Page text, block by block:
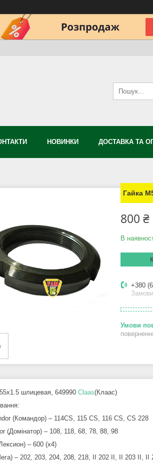
НОВИНКИ ДОСТАВКА ТА
Гайка
800 ₴
В
+380
шлицевая, 649990 Claas(Клаас)
(Командор) – 114CS, 115 CS, 116 CS, CS 228
(Домінатор) – 108, 118, 68, 78, 88, 98
– 600 (х4)
– 202, 203, 204, 208, 218, II 202 II, II 203 II, II